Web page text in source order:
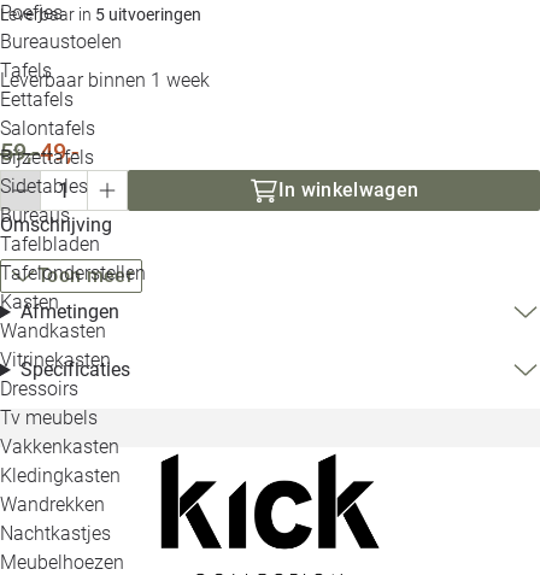
Poefjes
Bureaustoelen
Tafels
Eettafels
Salontafels
Bijzettafels
Sidetables
Bureaus
Tafelbladen
Tafelonderstellen
Kasten
Wandkasten
Vitrinekasten
Dressoirs
Tv meubels
Vakkenkasten
Kledingkasten
Wandrekken
Nachtkastjes
Meubelhoezen
Leverbaar in 5 uitvoeringen
Leverbaar binnen 1 week
59,-49,-
In winkelwagen
Omschrijving
Toon meer
Afmetingen
Specificaties